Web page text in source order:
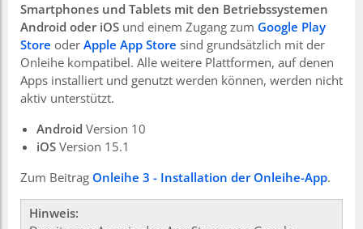
Smartphones und Tablets mit den Betriebssystemen
Android oder iOS und einem Zugang zum Google Play
Store oder Apple App Store sind grundsätzlich mit der
Onleihe kompatibel. Alle weitere Plattformen, auf denen
Apps installiert und genutzt werden können, werden nicht
aktiv unterstützt.
Android Version 10
iOS Version 15.1
Zum Beitrag Onleihe 3 - Installation der Onleihe-App.
Hinweis: